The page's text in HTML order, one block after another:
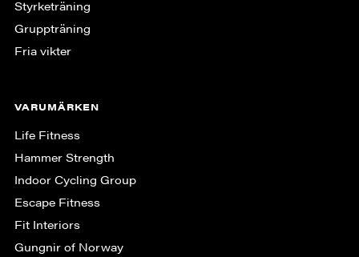
Styrketräning
Gruppträning
Fria vikter
VARUMÄRKEN
Life Fitness
Hammer Strength
Indoor Cycling Group
Escape Fitness
Fit Interiors
Gungnir of Norway